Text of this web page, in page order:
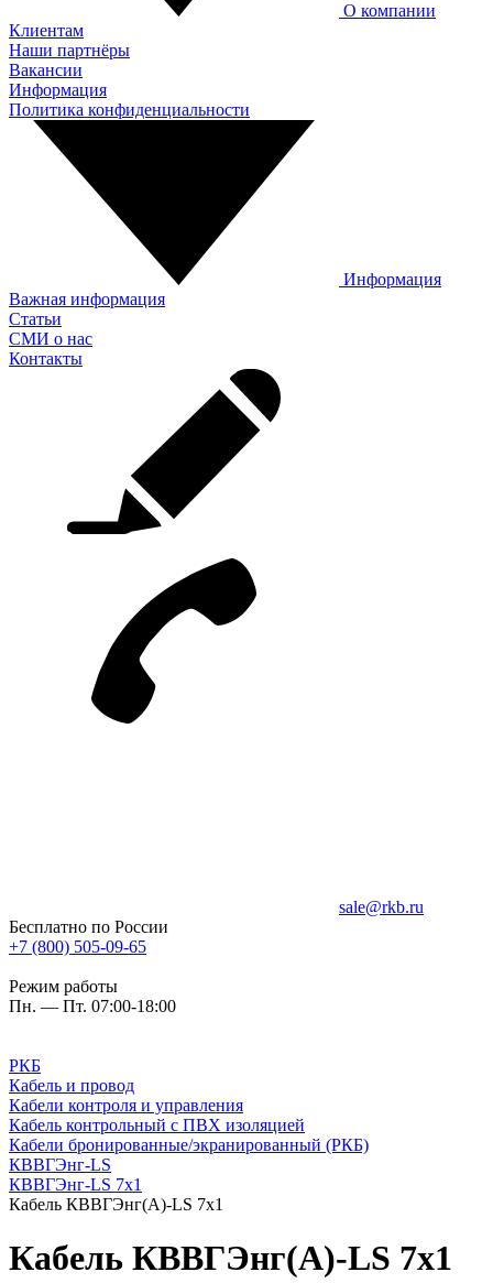
О компании
Клиентам
Наши партнёры
Вакансии
Информация
Политика конфиденциальности
Информация
Важная информация
Статьи
СМИ о нас
Контакты
sale@rkb.ru
Бесплатно по России
+7 (800) 505-09-65
Режим работы
Пн. — Пт. 07:00-18:00
РКБ
Кабель и провод
Кабели контроля и управления
Кабель контрольный с ПВХ изоляцией
Кабели бронированные/экранированный (РКБ)
КВВГЭнг-LS
КВВГЭнг-LS 7х1
Кабель КВВГЭнг(А)-LS 7х1
Кабель КВВГЭнг(А)-LS 7х1